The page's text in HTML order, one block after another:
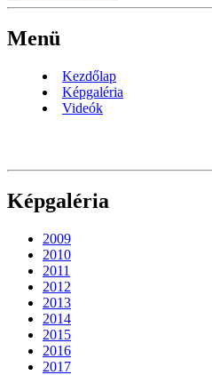
Menü
Kezdőlap
Képgaléria
Videók
Képgaléria
2009
2010
2011
2012
2013
2014
2015
2016
2017